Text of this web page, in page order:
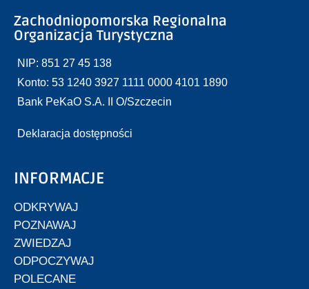
Zachodniopomorska Regionalna
Organizacja Turystyczna
NIP: 851 27 45 138
Konto: 53 1240 3927 1111 0000 4101 1890
Bank PeKaO S.A. II O/Szczecin
Deklaracja dostępności
INFORMACJE
ODKRYWAJ
POZNAWAJ
ZWIEDZAJ
ODPOCZYWAJ
POLECANE